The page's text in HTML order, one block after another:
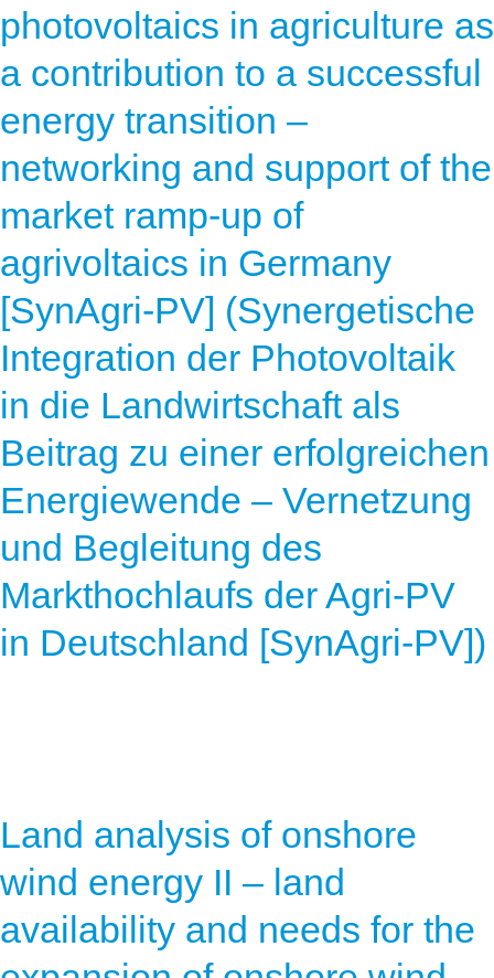
photovoltaics in agriculture as
a contribution to a successful
energy transition –
networking and support of the
market ramp-up of
agrivoltaics in Germany
[SynAgri-PV] (Synergetische
Integration der Photovoltaik
in die Landwirtschaft als
Beitrag zu einer erfolgreichen
Energiewende – Vernetzung
und Begleitung des
Markthochlaufs der Agri-PV
in Deutschland [SynAgri-PV])
Land analysis of onshore
wind energy II – land
availability and needs for the